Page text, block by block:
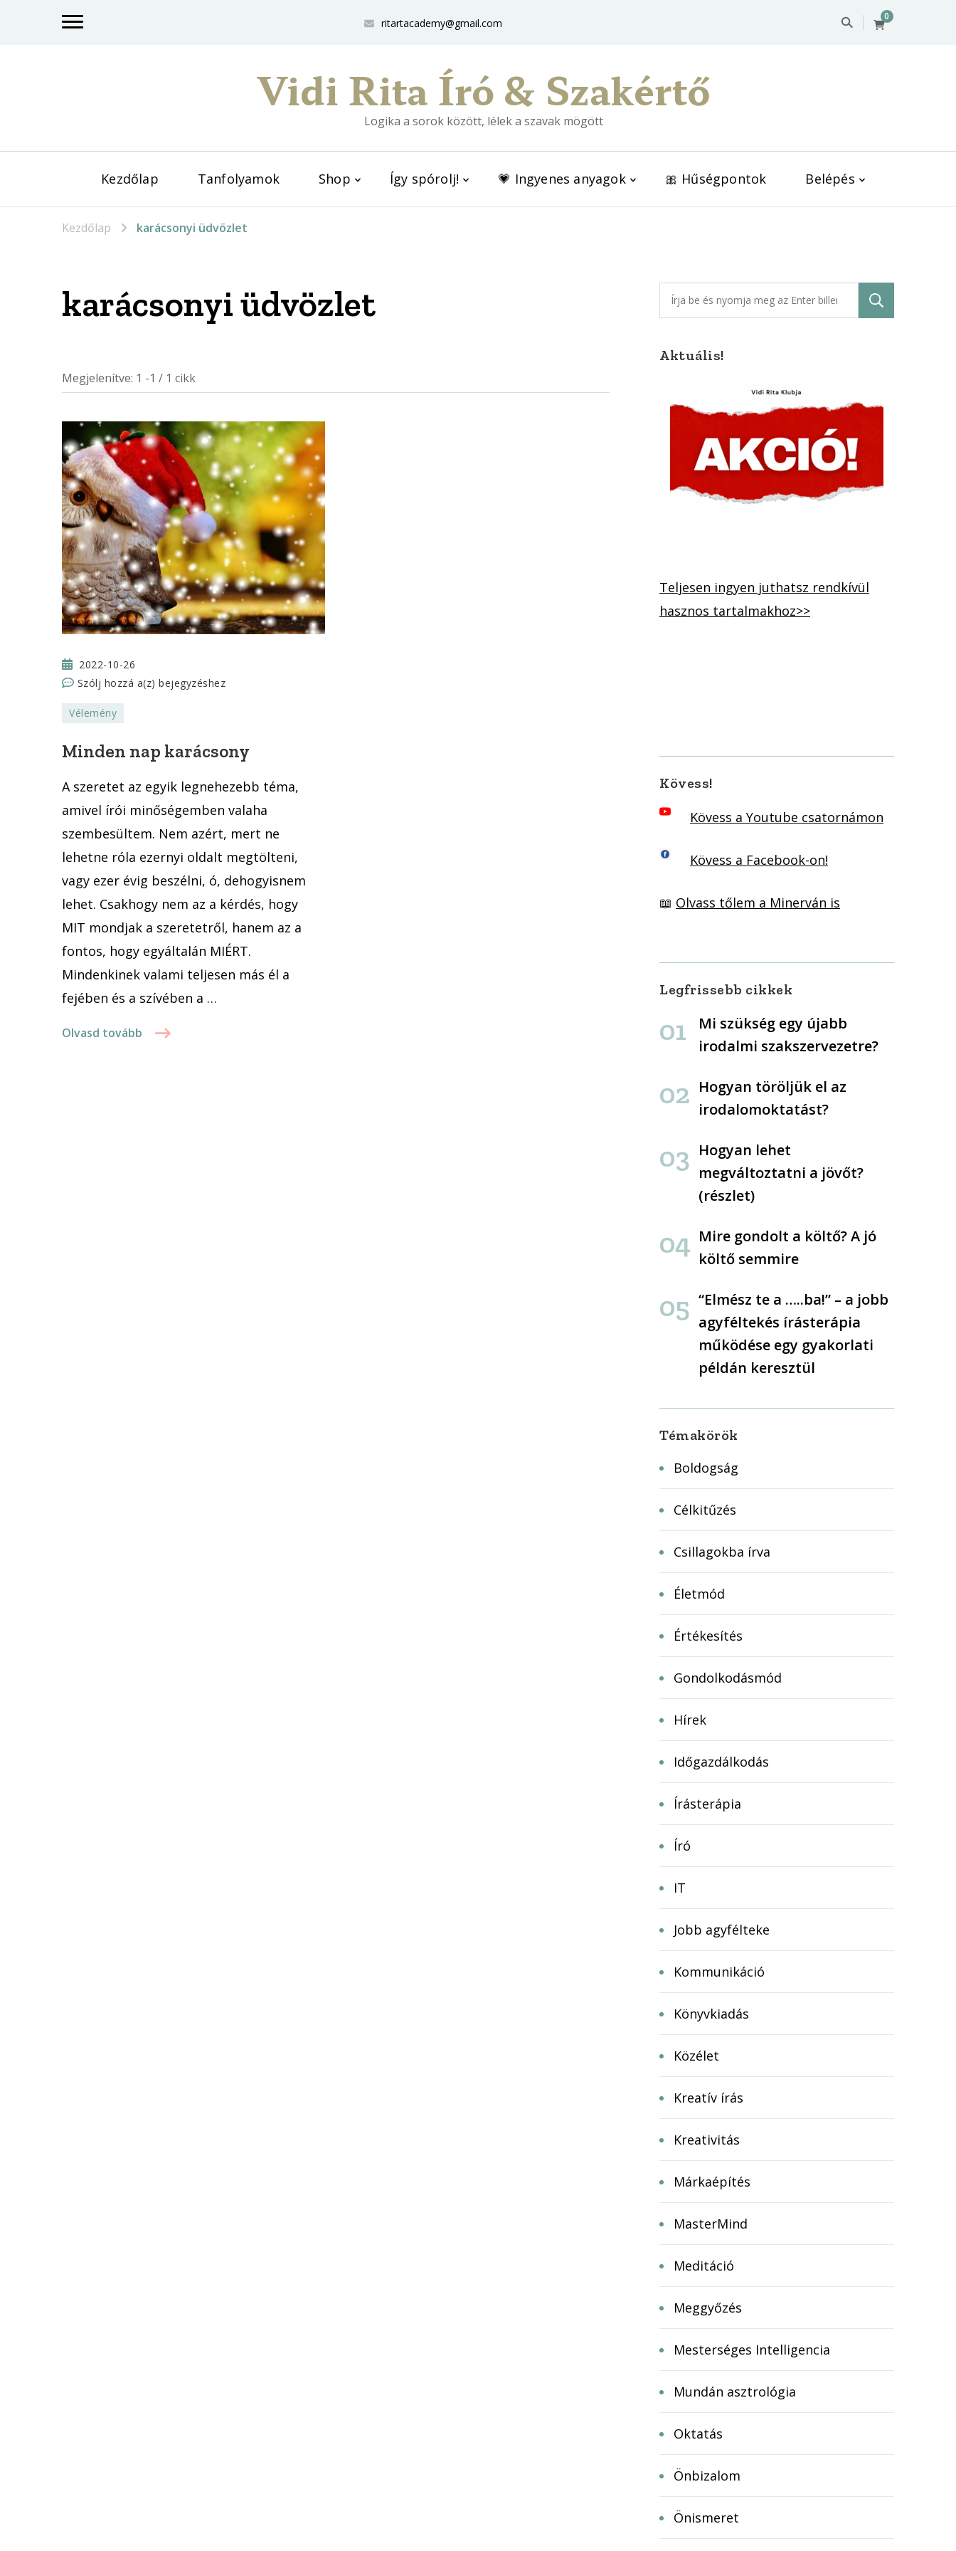
ritartacademy@gmail.com
0
Vidi Rita Író & Szakértő
Logika a sorok között, lélek a szavak mögött
Kezdőlap Tanfolyamok Shop Így spórolj! 💗 Ingyenes anyagok 🎀 Hűségpontok Belépés
Kezdőlap karácsonyi üdvözlet
karácsonyi üdvözlet
Megjelenítve: 1 -1 / 1 cikk
2022-10-26
Szólj hozzá a(z)Minden
bejegyzéshez
Vélemény
Minden nap karácsony
A szeretet az egyik legnehezebb téma,
amivel írói minőségemben valaha
szembesültem. Nem azért, mert ne
lehetne róla ezernyi oldalt megtölteni,
vagy ezer évig beszélni, ó, dehogyisnem
lehet. Csakhogy nem az a kérdés, hogy
MIT mondjak a szeretetről, hanem az a
fontos, hogy egyáltalán MIÉRT.
Mindenkinek valami teljesen más él a
fejében és a szívében a …
Olvasd tovább
Keresés:
Aktuális!
Teljesen ingyen juthatsz rendkívül
hasznos tartalmakhoz>>
Kövess!
Kövess a Youtube csatornámon
Kövess a Facebook-on!
📖 Olvass tőlem a Minerván is
Legfrissebb cikkek
Mi szükség egy újabb
irodalmi szakszervezetre?
Hogyan töröljük el az
irodalomoktatást?
Hogyan lehet
megváltoztatni a jövőt?
(részlet)
Mire gondolt a költő? A jó
költő semmire
“Elmész te a …..ba!” – a jobb
agyféltekés írásterápia
működése egy gyakorlati
példán keresztül
Témakörök
Boldogság
Célkitűzés
Csillagokba írva
Életmód
Értékesítés
Gondolkodásmód
Hírek
Időgazdálkodás
Írásterápia
Író
IT
Jobb agyfélteke
Kommunikáció
Könyvkiadás
Közélet
Kreatív írás
Kreativitás
Márkaépítés
MasterMind
Meditáció
Meggyőzés
Mesterséges Intelligencia
Mundán asztrológia
Oktatás
Önbizalom
Önismeret